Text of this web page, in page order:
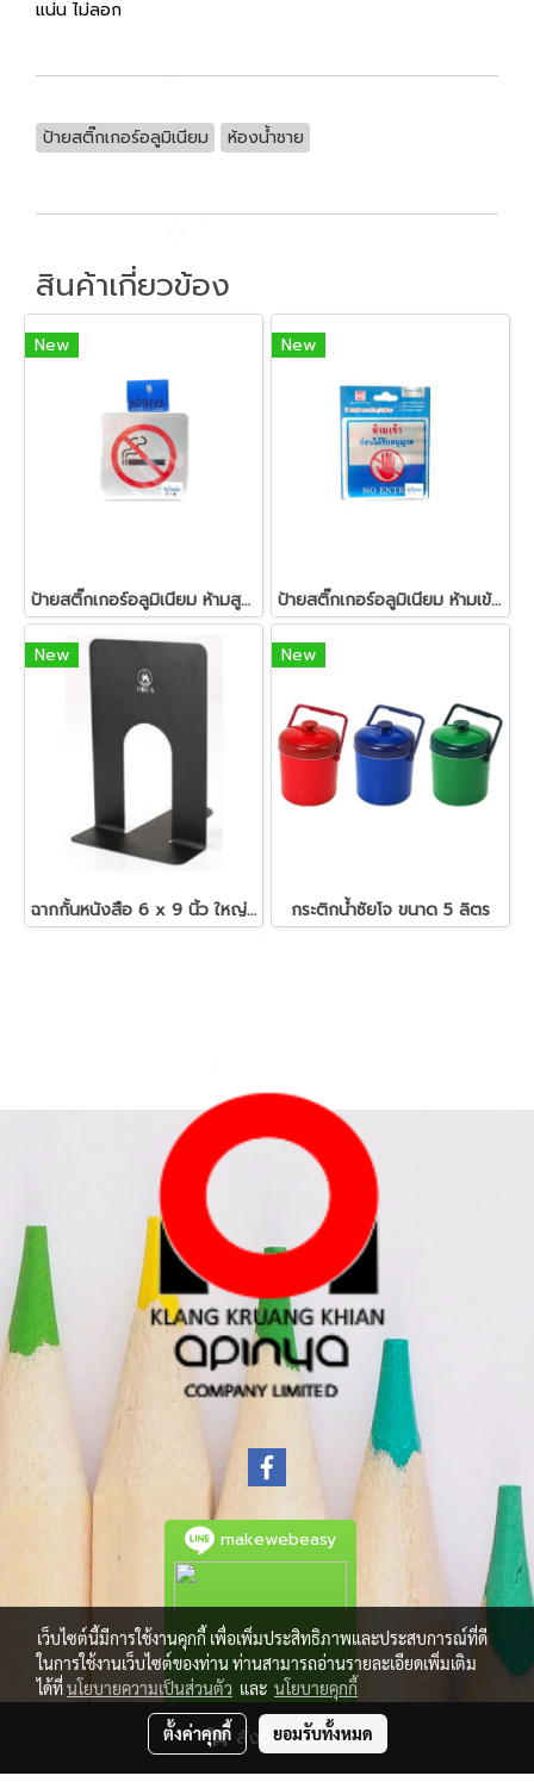
สั่งซื้อสินค้า
แน่น ไม่ลอก
ป้ายสติ๊กเกอร์อลูมิเนียม ห้องน้ำชาย
สินค้าเกี่ยวข้อง
New
ป้ายสติ๊กเกอร์อลูมิเนียม ห้ามสูบบุรี่
New
ป้ายสติ๊กเกอร์อลูมิเนียม ห้ามเข้าก่อนได้รับอนุญาต
New
ฉากกั้นหนังสือ 6 x 9 นิ้ว ใหญ่พิเศษ ดำ/ขาว ออร์ก้า
New
กระติกน้ำซัยโจ ขนาด 5 ลิตร
makewebeasy
เว็บไซต์นี้มีการใช้งานคุกกี้ เพื่อเพิ่มประสิทธิภาพและประสบการณ์ที่ดี
ในการใช้งานเว็บไซต์ของท่าน ท่านสามารถอ่านรายละเอียดเพิ่มเติม
ได้ที่นโยบายความเป็นส่วนตัว และ นโยบายคุกกี้
ตั้งค่าคุกกี้ ยอมรับทั้งหมด